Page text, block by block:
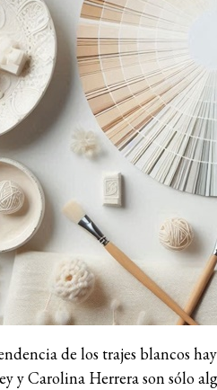
de los trajes blancos
y Carolina Herrera son sólo